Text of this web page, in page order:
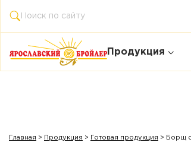
Продукция
Главная > Продукция > Готовая продукция > Борщ